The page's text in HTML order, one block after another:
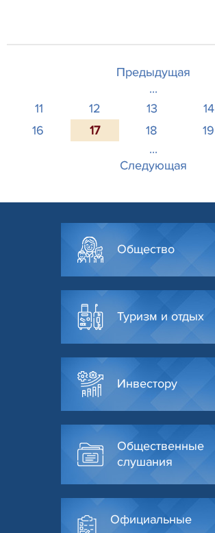
Предыдущая
...
11
12 13 14
16
17 18 19
...
Следующая
Общество
Туризм и отдых
Инвестору
Общественные
слушания
Официальные